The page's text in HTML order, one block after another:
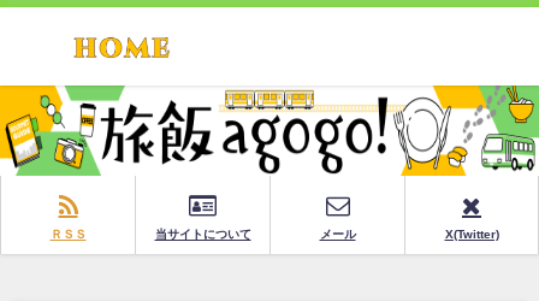
ＲＳＳ 当サイトについて メール X(Twitter)